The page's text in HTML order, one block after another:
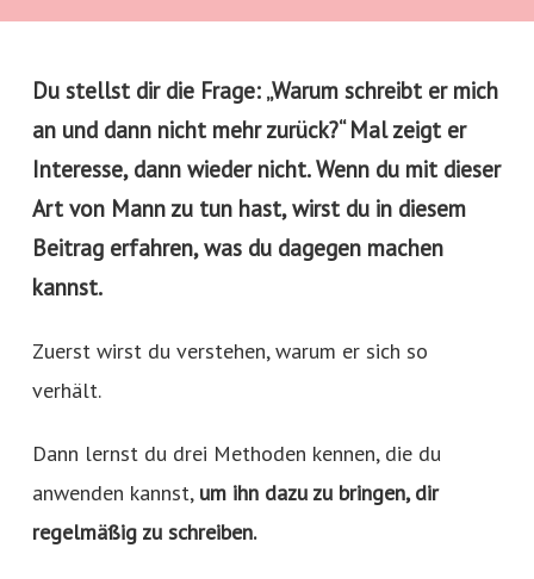
Du stellst dir die Frage: „Warum schreibt er mich
an und dann nicht mehr zurück?“ Mal zeigt er
Interesse, dann wieder nicht. Wenn du mit dieser
Art von Mann zu tun hast, wirst du in diesem
Beitrag erfahren, was du dagegen machen
kannst.
Zuerst wirst du verstehen, warum er sich so
verhält.
Dann lernst du drei Methoden kennen, die du
anwenden kannst, um ihn dazu zu bringen, dir
regelmäßig zu schreiben.